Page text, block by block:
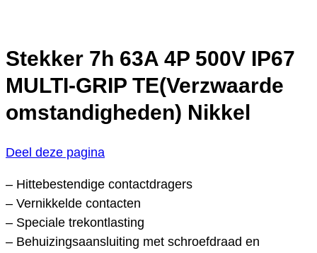
Stekker 7h 63A 4P 500V IP67
MULTI-GRIP TE(Verzwaarde
omstandigheden) Nikkel
Deel deze pagina
– Hittebestendige contactdragers
– Vernikkelde contacten
– Speciale trekontlasting
– Behuizingsaansluiting met schroefdraad en